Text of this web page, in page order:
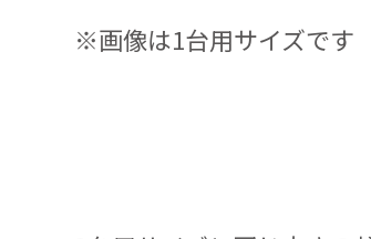
※画像は1台用サイズです